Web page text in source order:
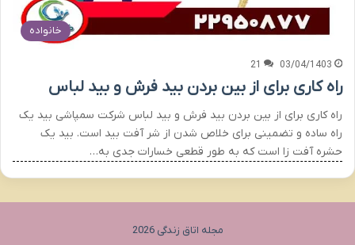
خانواده
03/04/1403
21
راه کاری برای از بین بردن بید فرش و بید لباس
راه کاری برای از بین بردن بید فرش و بید لباس شرکت سمپاشی بید یک
راه ساده و تضمینی برای خلاص شدن از شر آفت بید است. بید یک
حشره آفت زا است که به طور قطعی خسارات جدی به…
مجله اتاق زندگی 2026